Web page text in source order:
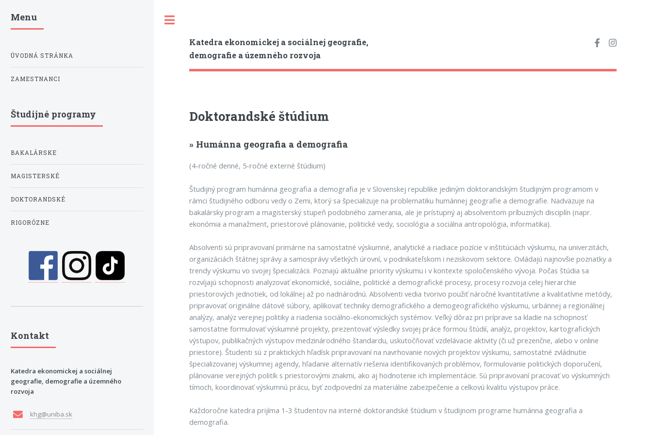
Katedra ekonomickej a sociálnej geografie,
demografie a územného rozvoja
Doktorandské štúdium
» Humánna geografia a demografia
(4-ročné denné, 5-ročné externé štúdium)
Študijný program humánna geografia a demografia je v Slovenskej republike jediným doktorandským študijným programom v
rámci študijného odboru vedy o Zemi, ktorý sa špecializuje na problematiku humánnej geografie a demografie. Nadväzuje na
bakalársky program a magisterský stupeň podobného zamerania, ale je prístupný aj absolventom príbuzných disciplín (napr.
ekonómia a manažment, priestorové plánovanie, politické vedy, sociológia a sociálna antropológia, informatika).
Absolventi sú pripravovaní primárne na samostatné výskumné, analytické a riadiace pozície v inštitúciách výskumu, na univerzitách,
organizáciách štátnej správy a samosprávy všetkých úrovní, v podnikateľskom i neziskovom sektore. Ovládajú najnovšie poznatky a
trendy výskumu vo svojej špecializácii. Poznajú aktuálne priority výskumu i v kontexte spoločenského vývoja. Počas štúdia sa
rozvíjajú schopnosti analyzovať ekonomické, sociálne, politické a demografické procesy, procesy rozvoja celej hierarchie
priestorových jednotiek, od lokálnej až po nadnárodnú. Absolventi vedia tvorivo použiť náročné kvantitatívne a kvalitatívne metódy,
pripravovať originálne dátové súbory, aplikovať techniky demografického a demogeografického výskumu, urbánnej a regionálnej
analýzy, analýz verejnej politiky a riadenia sociálno-ekonomických systémov. Veľký dôraz pri príprave sa kladie na schopnosť
samostatne formulovať výskumné projekty, prezentovať výsledky svojej práce formou štúdií, analýz, projektov, kartografických
výstupov, publikačných výstupov medzinárodného štandardu, uskutočňovať vzdelávacie aktivity (či už prezenčne, alebo v online
priestore). Študenti sú z praktických hľadísk pripravovaní na navrhovanie nových projektov výskumu, samostatné zvládnutie
špecializovanej výskumnej agendy, hľadanie alternatív riešenia identifikovaných problémov, formulovanie politických doporučení,
plánovanie verejných politík s priestorovými znakmi, ako aj hodnotenie ich implementácie. Sú pripravovaní pracovať vo výskumných
tímoch, koordinovať výskumnú prácu, byť zodpovední za materiálne zabezpečenie a celkovú kvalitu výstupov práce.
Každoročne katedra prijíma 1-3 študentov na interné doktorandské štúdium v študijnom programe humánna geografia a
demografia.
Menu
ÚVODNÁ STRÁNKA
ZAMESTNANCI
Študijné programy
BAKALÁRSKE
MAGISTERSKÉ
DOKTORANDSKÉ
RIGORÓZNE
Kontakt
Katedra ekonomickej a sociálnej
geografie, demografie a územného
rozvoja
khg@uniba.sk